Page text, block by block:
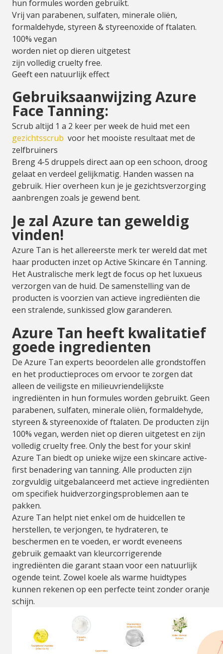
hun formules worden gebruikt.
Vrij van parabenen, sulfaten, minerale oliën,
formaldehyde, styreen & styreenoxide of ftalaten.
100% vegan
worden niet op dieren uitgetest
zijn volledig cruelty free.
Geeft een natuurlijk effect
Gebruiksaanwijzing Azure
Face Tanning:
Scrub altijd 1 a 2 keer per week de huid met een
gezichtsscrub voor het mooiste resultaat met de
zelfbruiners
Breng 4-5 druppels direct aan op een schoon, droog
gelaat en verdeel gelijkmatig. Handen wassen na
gebruik. Hier overheen kun je je gezichtsverzorging
aanbrengen zoals je gewend bent.
Je zal Azure tan geweldig
vinden!
Azure Tan is het allereerste merk ter wereld dat met
haar producten inzet op Active Skincare én Tanning.
Het Australische merk legt de focus op het luxueus
verzorgen van de huid. De samenstelling van de
producten is voorzien van actieve ingrediënten die
een stralende, sunkissed glow garanderen.
Azure Tan heeft kwalitatief
goede ingredienten
De Azure Tan experts beoordelen alle grondstoffen
en het productieproces om ervoor te zorgen dat
alleen de veiligste en milieuvriendelijkste
ingrediënten in hun formules worden gebruikt. Geen
parabenen, sulfaten, minerale oliën, formaldehyde,
styreen & styreenoxide of ftalaten. De producten zijn
100% vegan, werden niet op dieren uitgetest en zijn
volledig cruelty free. Only the best for your skin!
Azure Tan biedt op unieke wijze een skincare active-
first benadering van tanning. Alle producten zijn
zorgvuldig uitgebalanceerd met actieve ingrediënten
om specifiek huidverzorgingsproblemen aan te
pakken.
Azure Tan helpt niet enkel om de huidcellen te
herstellen, te verjongen, te hydrateren, te
beschermen en te voeden, er wordt eveneens
gebruik gemaakt van kleurcorrigerende
ingrediënten die garant staan voor een natuurlijk
ogende teint. Zowel koele als warme huidtypes
kunnen rekenen op een perfecte teint zonder oranje
schijn.